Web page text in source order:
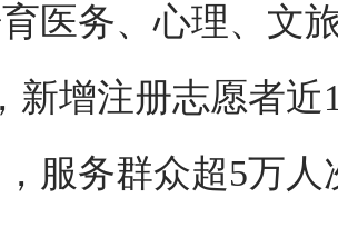
医务、心理、文
新增注册志愿者
服务群众超5万